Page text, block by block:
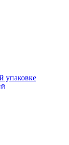
упаковке